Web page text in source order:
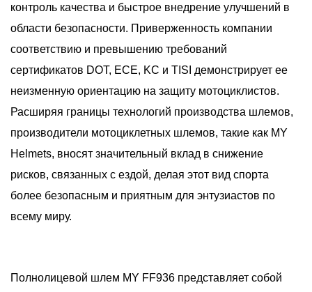
контроль качества и быстрое внедрение улучшений в
области безопасности. Приверженность компании
соответствию и превышению требований
сертификатов DOT, ECE, KC и TISI демонстрирует ее
неизменную ориентацию на защиту мотоциклистов.
Расширяя границы технологий производства шлемов,
производители мотоциклетных шлемов, такие как MY
Helmets, вносят значительный вклад в снижение
рисков, связанных с ездой, делая этот вид спорта
более безопасным и приятным для энтузиастов по
всему миру.
Полнолицевой шлем MY FF936 представляет собой